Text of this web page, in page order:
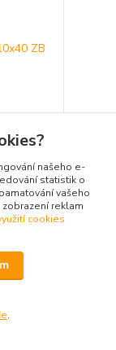
DIN
našeho e-
statistik o
vašeho
reklam
cookies
.